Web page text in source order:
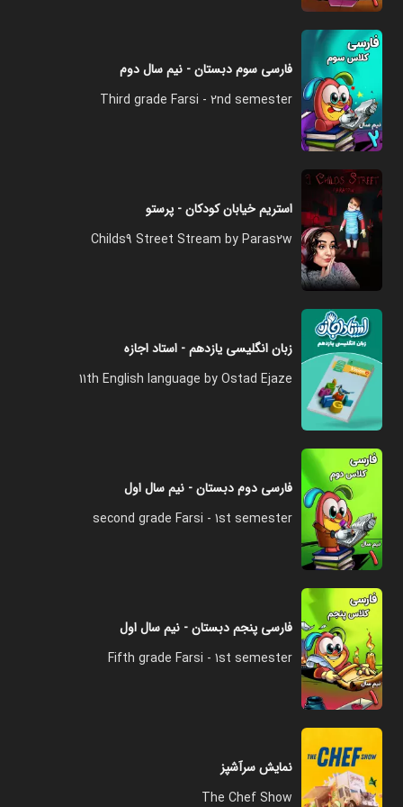
فارسی سوم دبستان - نیم سال دوم
Third grade Farsi - 2nd semester
استریم خیابان کودکان - پرستو
Childs9 Street Stream by Paras2w
زبان انگلیسی یازدهم - استاد اجازه
11th English language by Ostad Ejaze
فارسی دوم دبستان - نیم سال اول
second grade Farsi - 1st semester
فارسی پنجم دبستان - نیم سال اول
Fifth grade Farsi - 1st semester
نمایش سرآشپز
The Chef Show